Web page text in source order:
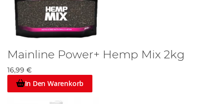
Mainline Power+ Hemp Mix 2kg
16,99 €
In Den Warenkorb